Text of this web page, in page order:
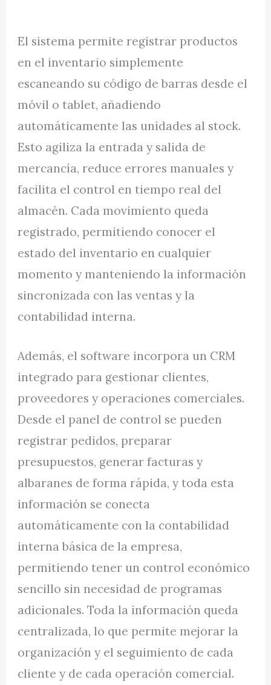
El sistema permite registrar productos
en el inventario simplemente
escaneando su código de barras desde el
móvil o tablet, añadiendo
automáticamente las unidades al stock.
Esto agiliza la entrada y salida de
mercancía, reduce errores manuales y
facilita el control en tiempo real del
almacén. Cada movimiento queda
registrado, permitiendo conocer el
estado del inventario en cualquier
momento y manteniendo la información
sincronizada con las ventas y la
contabilidad interna.
Además, el software incorpora un CRM
integrado para gestionar clientes,
proveedores y operaciones comerciales.
Desde el panel de control se pueden
registrar pedidos, preparar
presupuestos, generar facturas y
albaranes de forma rápida, y toda esta
información se conecta
automáticamente con la contabilidad
interna básica de la empresa,
permitiendo tener un control económico
sencillo sin necesidad de programas
adicionales. Toda la información queda
centralizada, lo que permite mejorar la
organización y el seguimiento de cada
cliente y de cada operación comercial.